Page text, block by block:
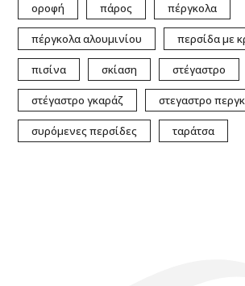
οροφή πάρος πέργκολα
πέργκολα αλουμινίου περσίδα με
πισίνα σκίαση στέγαστρο
στέγαστρο γκαράζ στεγαστρο
συρόμενες περσίδες ταράτσα